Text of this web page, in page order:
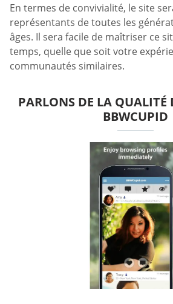
En termes de convivialité, le site
représentants de toutes les
âges. Il sera facile de maîtriser ce
temps, quelle que soit votre
communautés similaires.
PARLONS DE LA QUALITÉ
BBWCUPID